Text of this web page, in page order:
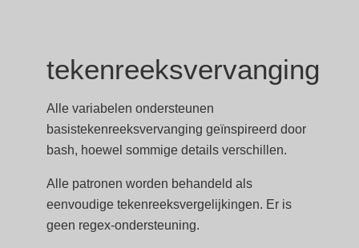
tekenreeksvervanging
Alle variabelen ondersteunen
basistekenreeksvervanging geïnspireerd door
bash, hoewel sommige details verschillen.
Alle patronen worden behandeld als
eenvoudige tekenreeksvergelijkingen. Er is
geen regex-ondersteuning.